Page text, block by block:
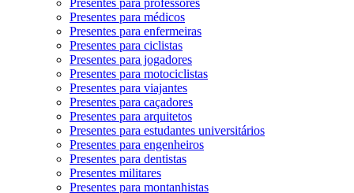
Presentes para médicos
Presentes para enfermeiras
Presentes para ciclistas
Presentes para jogadores
Presentes para motociclistas
Presentes para viajantes
Presentes para caçadores
Presentes para arquitetos
Presentes para estudantes universitários
Presentes para engenheiros
Presentes para dentistas
Presentes militares
Presentes para montanhistas